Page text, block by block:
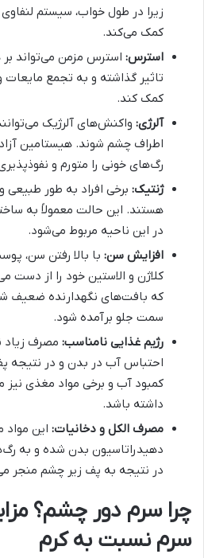
زیرا در طول خواب، سیستم
کمک می‌کند.
استرس: استرس مزمن می‌تواند
تاثیر گذاشته و به تجمع
کمک کند.
آلرژی: واکنش‌های آلرژیک
اطراف چشم شوند. هیستامین
رگ‌های خونی را متورم و
ژنتیک: برخی افراد به طور
هستند. این حالت معمولاً به
در این ناحیه مربوط می‌شود.
افزایش سن: با بالا رفتن سن،
کلاژن و الاستین خود را از دست
که بافت‌های نگهدارنده ضعیف
سمت جلو برآمده شود.
رژیم غذایی نامناسب: مصرف زیاد
احتباس آب در بدن و در نتیجه
کمبود آب و برخی مواد مغذی نیز
داشته باشد.
مصرف الکل و دخانیات: این مواد
دهیدراتاسیون بدن شده و به
در نتیجه به پف زیر چشم منجر
چرا سرم دور چشم؟
سرم نسبت به کرم